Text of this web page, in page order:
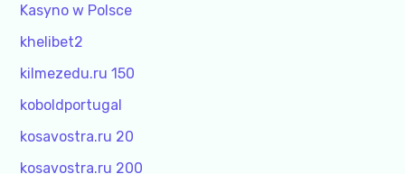
Kasyno w Polsce
khelibet2
kilmezedu.ru 150
koboldportugal
kosavostra.ru 20
kosavostra.ru 200